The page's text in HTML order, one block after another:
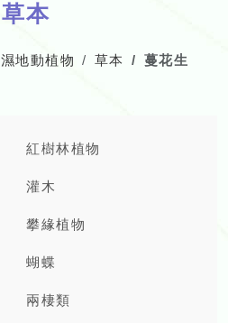
草本
濕地動植物 草本 蔓花生
紅樹林植物
灌木
攀緣植物
蝴蝶
兩棲類